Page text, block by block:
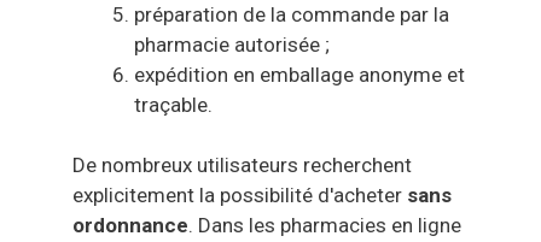
préparation de la commande par la
pharmacie autorisée ;
expédition en emballage anonyme et
traçable.
De nombreux utilisateurs recherchent
explicitement la possibilité d'acheter sans
ordonnance. Dans les pharmacies en ligne